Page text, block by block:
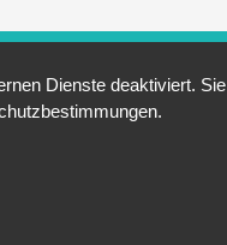
Dienste deaktiviert. Sie